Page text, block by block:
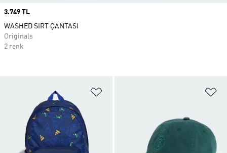
Price
3.749 TL
WASHED SIRT ÇANTASI
Originals
2 renk